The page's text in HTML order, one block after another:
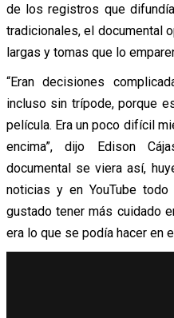
de los registros que
tradicionales, el documental
largas y tomas que lo
“Eran decisiones
incluso sin trípode, porque
película. Era un poco difícil
encima”, dijo Edison
documental se viera así,
noticias y en YouTube
gustado tener más cuidado
era lo que se podía hacer en